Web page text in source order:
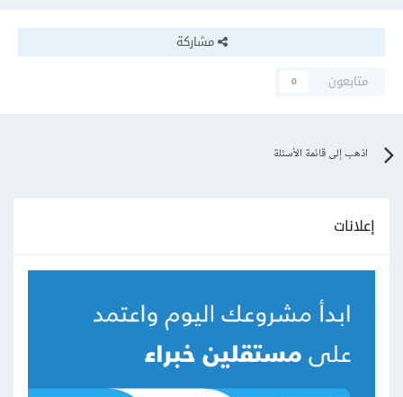
مشاركة
متابعون
0
اذهب إلى قائمة الأسئلة
إعلانات